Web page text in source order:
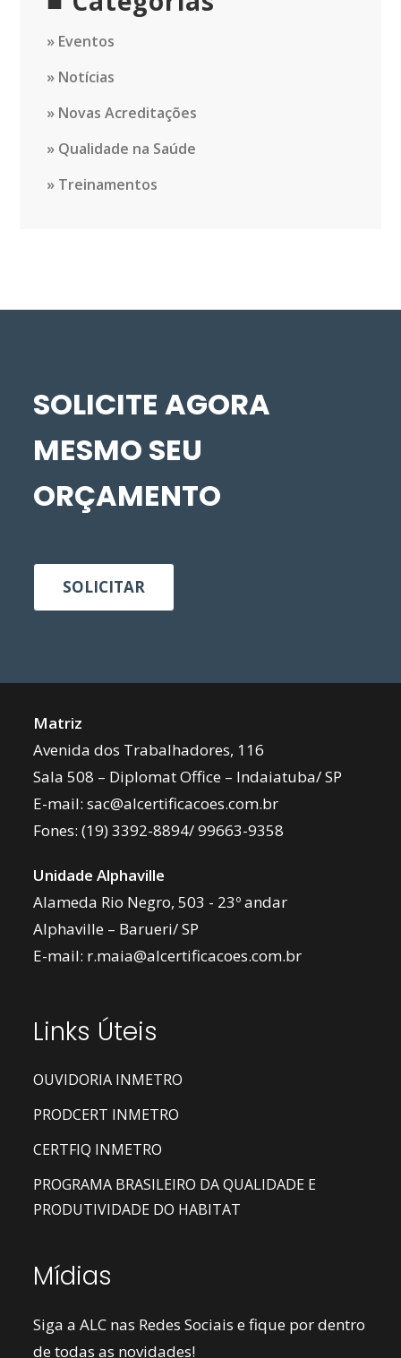
Eventos
Notícias
Novas Acreditações
Qualidade na Saúde
Treinamentos
SOLICITE AGORA
MESMO SEU
ORÇAMENTO
SOLICITAR
Matriz
Avenida dos Trabalhadores, 116
Sala 508 – Diplomat Office – Indaiatuba/ SP
E-mail:sac@alcertificacoes.com.br
Fones:(19) 3392-8894/99663-9358
Unidade Alphaville
Alameda Rio Negro, 503 - 23º andar
Alphaville – Barueri/ SP
E-mail: r.maia@alcertificacoes.com.br
Links Úteis
OUVIDORIA INMETRO
PRODCERT INMETRO
CERTFIQ INMETRO
PROGRAMA BRASILEIRO DA QUALIDADE E
PRODUTIVIDADE DO HABITAT
Mídias
Siga a ALC nas Redes Sociais e fique por dentro
de todas as novidades!